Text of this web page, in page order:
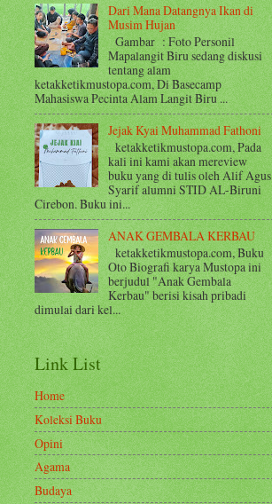
Dari Mana Datangnya Ikan di
Musim Hujan
Gambar : Foto Personil
Mapalangit Biru sedang diskusi
tentang alam
ketakketikmustopa.com, Di Basecamp
Mahasiswa Pecinta Alam Langit Biru ...
Jejak Kyai Muhammad Fathoni
ketakketikmustopa.com, Pada
kali ini kami akan mereview
buku yang di tulis oleh Alif Agus
Syarif alumni STID AL-Biruni
Cirebon. Buku ini...
ANAK GEMBALA KERBAU
ketakketikmustopa.com, Buku
Oto Biografi karya Mustopa ini
berjudul "Anak Gembala
Kerbau" berisi kisah pribadi
dimulai dari kel...
Link List
Home
Koleksi Buku
Opini
Agama
Budaya